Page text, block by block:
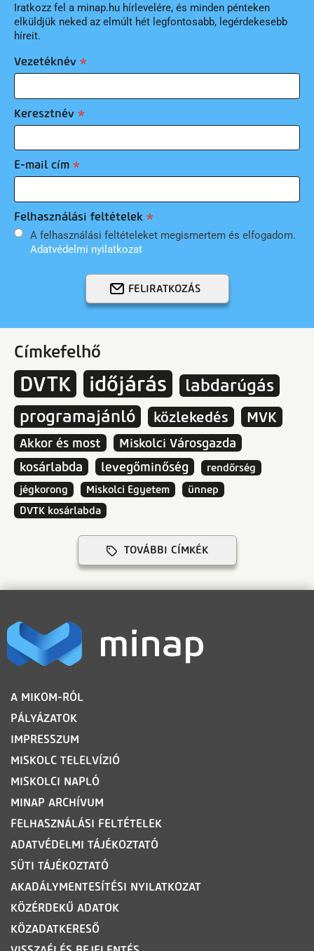
Iratkozz fel a minap.hu hírlevelére, és minden pénteken
elküldjük neked az elmúlt hét legfontosabb, legérdekesebb
híreit.
Vezetéknév
Keresztnév
E-mail cím
Felhasználási feltételek
A felhasználási feltételeket megismertem és elfogadom.
Adatvédelmi nyilatkozat
FELIRATKOZÁS
Címkefelhő
DVTK időjárás
labdarúgás
programajánló
közlekedés MVK
Akkor és most
Miskolci Városgazda
kosárlabda
levegőminőség
rendőrség
jégkorong
Miskolci Egyetem
ünnep
DVTK kosárlabda
TOVÁBBI CÍMKÉK
LÁBLÉC
A MIKOM-RÓL
PÁLYÁZATOK
IMPRESSZUM
MISKOLC TELELVÍZIÓ
MISKOLCI NAPLÓ
MINAP ARCHÍVUM
FELHASZNÁLÁSI FELTÉTELEK
ADATVÉDELMI TÁJÉKOZTATÓ
SÜTI TÁJÉKOZTATÓ
AKADÁLYMENTESÍTÉSI NYILATKOZAT
KÖZÉRDEKŰ ADATOK
KÖZADATKERESŐ